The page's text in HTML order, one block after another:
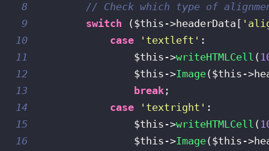
8
// Check which type of
9
switch ( $this ->headerData [
10
case 'textleft' :
11
$this ->writeHTMLCell (
12
$this ->Image( $this ->
13
break ;
14
case 'textright' :
15
$this ->writeHTMLCell (
16
$this ->Image( $this ->